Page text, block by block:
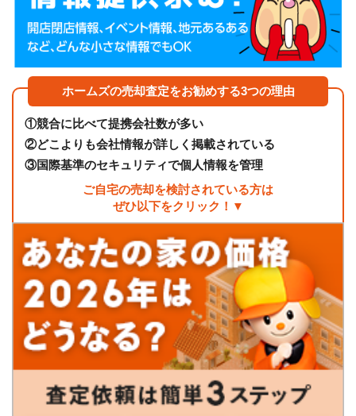
ホームズの売却査定をお勧めする3つの理由
①競合に比べて提携会社数が多い
②どこよりも会社情報が詳しく掲載されている
③国際基準のセキュリティで個人情報を管理
ご自宅の売却を検討されている方は
ぜひ以下をクリック！▼